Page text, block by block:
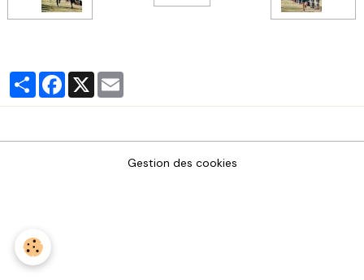
PartagerFacebook
X
Gestion des cookies